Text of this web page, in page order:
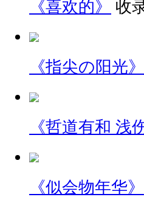
《喜欢的》 收
《指尖の阳光》
《哲道有和 浅
《似会物年华》